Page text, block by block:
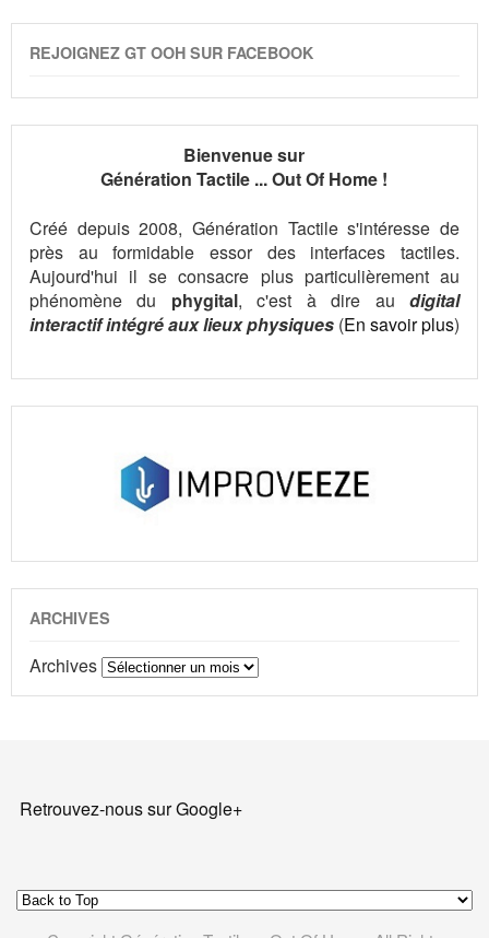
REJOIGNEZ GT OOH SUR FACEBOOK
Bienvenue sur
Génération Tactile ... Out Of Home !
Créé depuis 2008, Génération Tactile s'intéresse de
près au formidable essor des interfaces tactiles.
Aujourd'hui il se consacre plus particulièrement au
phénomène du phygital, c'est à dire audigital
interactif intégré aux lieux physiques (En savoir plus)
ARCHIVES
Archives
Retrouvez-nous sur Google+